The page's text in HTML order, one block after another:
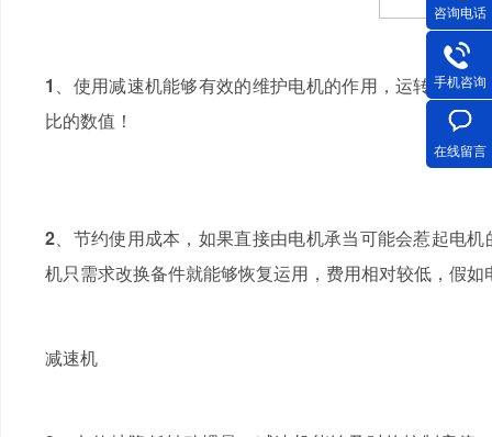
1 、使用减速机能够有效的维护电机的作用，运转中减
比的数值！
2、节约使用成本，如果直接由电机承当可能会惹起电
机只需求改换备件就能够恢复运用，费用相对较低，假
减速机
咨询电话
手机咨询
在线留言